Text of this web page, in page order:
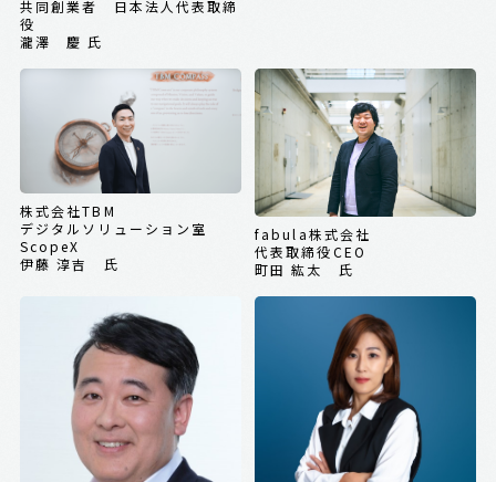
共同創業者 日本法人代表取締
役
瀧澤 慶 氏
株式会社TBM
デジタルソリューション室
ScopeX
伊藤 淳吉 氏
fabula株式会社
代表取締役CEO
町田 紘太 氏